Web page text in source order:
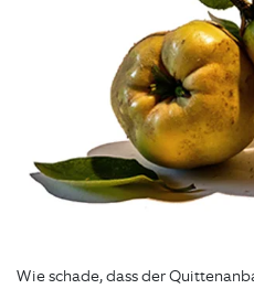
Wie schade, dass der